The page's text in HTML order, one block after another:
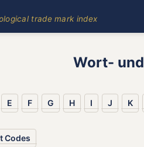
trade mark index
Wort-
E F G H I J K
Codes